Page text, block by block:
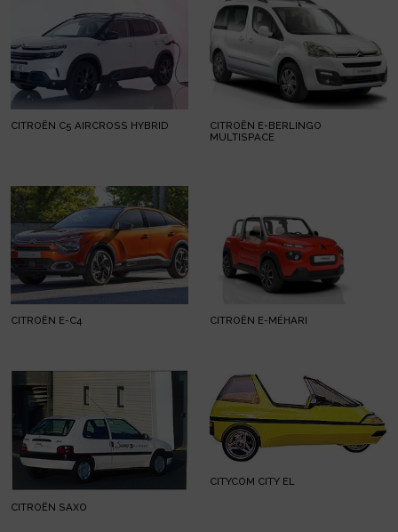
CITROËN C5 AIRCROSS HYBRID
CITROËN E-BERLINGO
MULTISPACE
CITROËN E-C4 CITROËN E-MÉHARI
CITROËN SAXO
CITYCOM CITY EL